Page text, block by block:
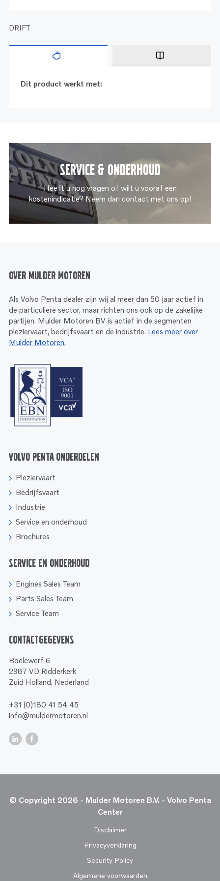
DRIFT
Dit product werkt met:
Service & onderhoud
Heeft u nog vragen of wilt u vooraf een
kostenindicatie? Neem dan contact met ons op!
Over Mulder Motoren
Als Volvo Penta dealer zijn wij al meer dan 50 jaar actief in
de particuliere sector, maar richten ons ook op de zakelijke
partijen. Mulder Motoren BV is actief in de segmenten
pleziervaart, bedrijfsvaart en de industrie. Lees meer over
Mulder Motoren.
Volvo Penta onderdelen
Pleziervaart
Bedrijfsvaart
Industrie
Service en onderhoud
Brochures
Service en onderhoud
Engines Sales Team
Parts Sales Team
Service Team
Contactgegevens
Boelewerf 6
2987 VD Ridderkerk
Zuid Holland, Nederland
+31 (0)180 41 54 45
info@muldermotoren.nl
© Copyright 2026 - Mulder Motoren B.V. - Volvo Penta
Center
Disclaimer
Privacyverklaring
Security Policy
Algemene voorwaarden